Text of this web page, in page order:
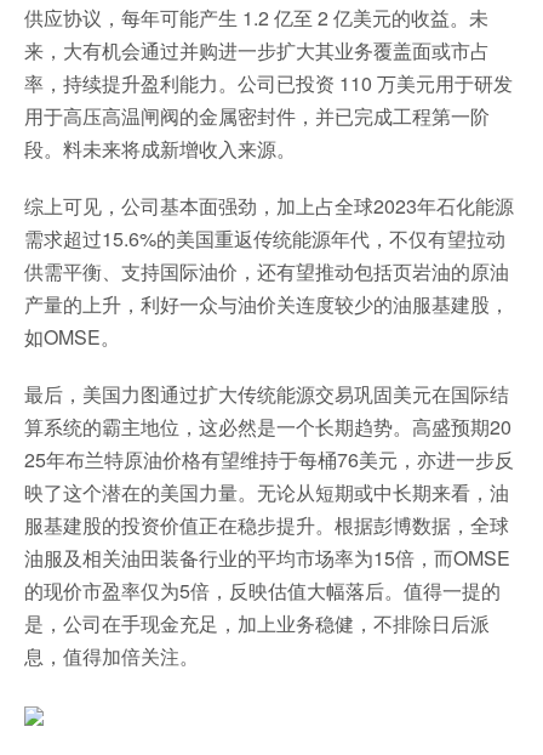
供应协议，每年可能产生 1.2 亿至 2 亿美元的收益。未
来，大有机会通过并购进一步扩大其业务覆盖面或市占
率，持续提升盈利能力。公司已投资 110 万美元用于研发
用于高压高温闸阀的金属密封件，并已完成工程第一阶
段。料未来将成新增收入来源。
综上可见，公司基本面强劲，加上占全球2023年石化能源
需求超过15.6%的美国重返传统能源年代，不仅有望拉动
供需平衡、支持国际油价，还有望推动包括页岩油的原油
产量的上升，利好一众与油价关连度较少的油服基建股，
如OMSE。
最后，美国力图通过扩大传统能源交易巩固美元在国际结
算系统的霸主地位，这必然是一个长期趋势。高盛预期20
25年布兰特原油价格有望维持于每桶76美元，亦进一步反
映了这个潜在的美国力量。无论从短期或中长期来看，油
服基建股的投资价值正在稳步提升。根据彭博数据，全球
油服及相关油田装备行业的平均市场率为15倍，而OMSE
的现价市盈率仅为5倍，反映估值大幅落后。值得一提的
是，公司在手现金充足，加上业务稳健，不排除日后派
息，值得加倍关注。